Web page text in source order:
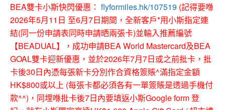
BEA雙卡小斯快閃優惠： flyformiles.hk/107519 (記得要喺
2026年5月11日 至6月7日期間，全新客戶*用小斯指定連
結(同一份申請表同時申請晒兩張卡)並輸入推薦編號
【BEADUAL】，成功申請BEA World Mastercard及BEA
GOAL雙卡迎新優惠，並於2026年7月7日或之前批卡，批
卡後30日內憑每張新卡分別作合資格簽賬^滿指定金額
HK$800或以上 (每張卡都必須各有一單簽賬是透過手機付
款^^)，同埋喺批卡後7日內要填返小斯Google form 登